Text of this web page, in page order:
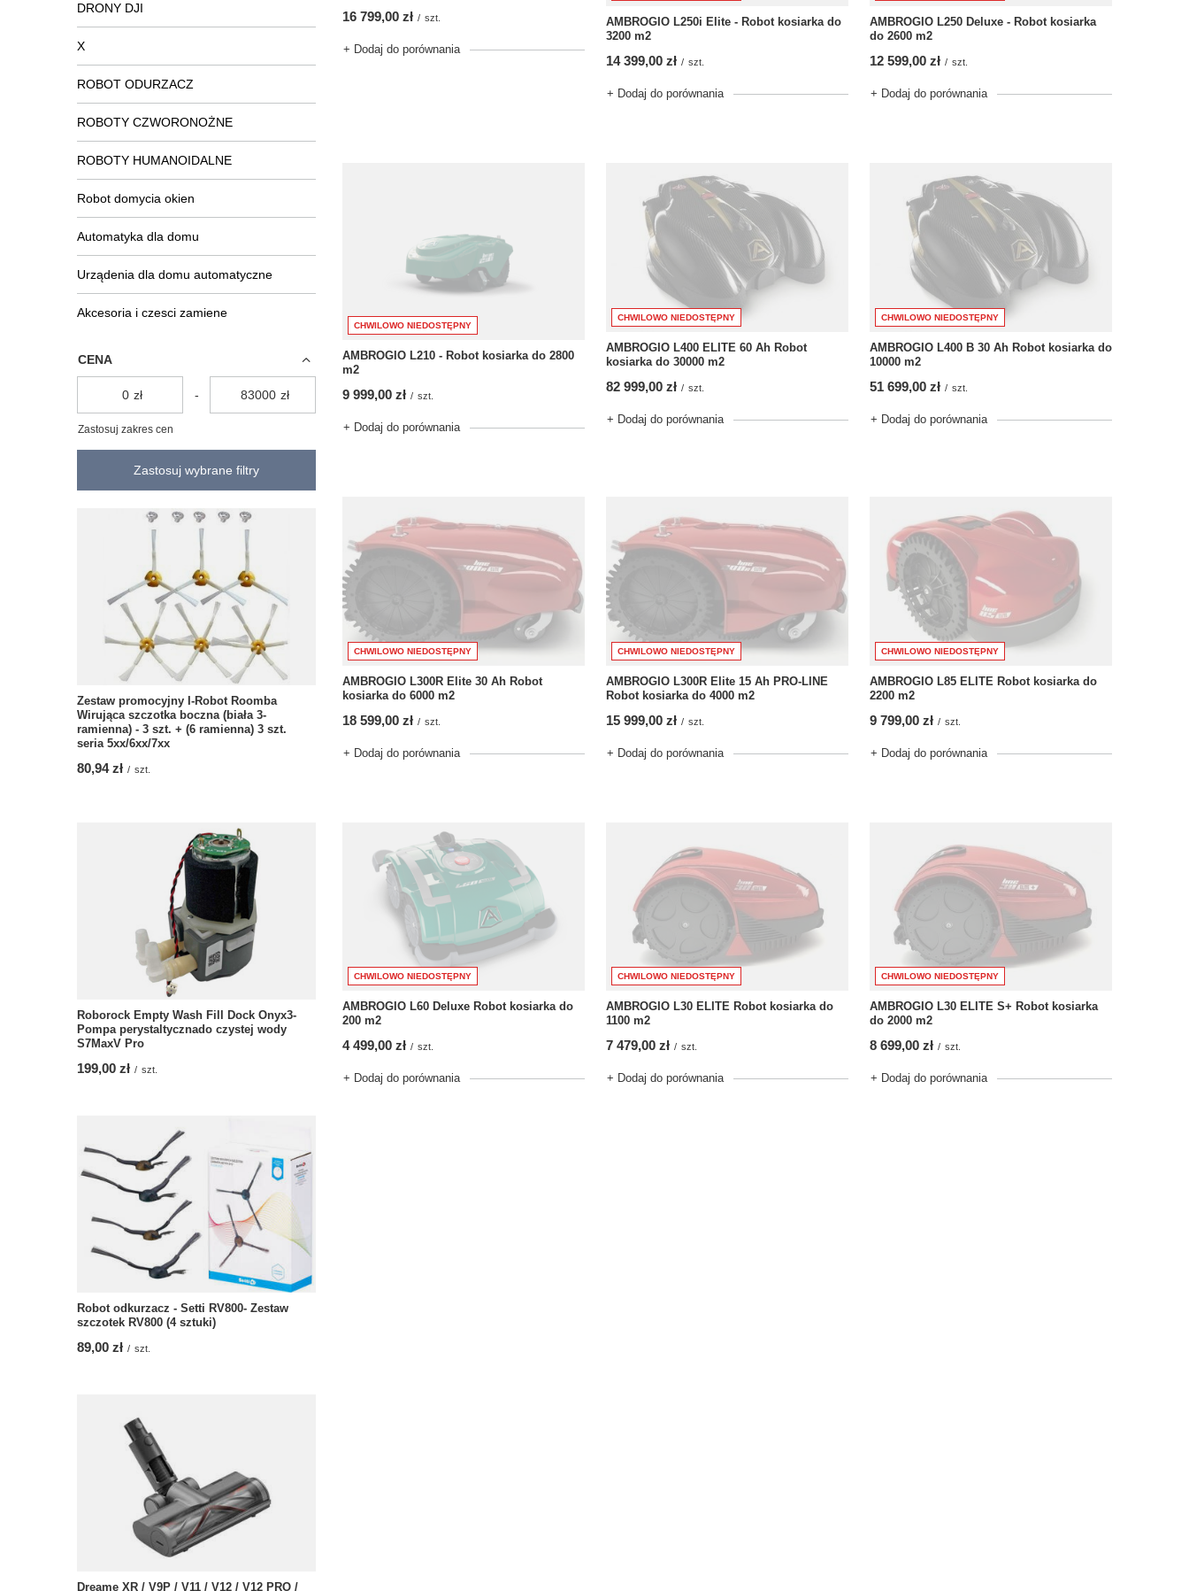
DRONY DJI
X
ROBOT ODURZACZ
ROBOTY CZWORONOŻNE
ROBOTY HUMANOIDALNE
Robot domycia okien
Automatyka dla domu
Urządenia dla domu automatyczne
Akcesoria i czesci zamiene
CENA
zł - zł
Zastosuj zakres cen
Zastosuj wybrane filtry
Zestaw promocyjny I-Robot Roomba
Wirująca szczotka boczna (biała 3-
ramienna) - 3 szt. + (6 ramienna) 3 szt.
seria 5xx/6xx/7xx
80,94 zł / szt.
Roborock Empty Wash Fill Dock Onyx3-
Pompa perystaltycznado czystej wody
S7MaxV Pro
199,00 zł / szt.
Robot odkurzacz - Setti RV800- Zestaw
szczotek RV800 (4 sztuki)
89,00 zł / szt.
Dreame XR / V9P / V11 / V12 / V12 PRO /
16 799,00 zł / szt.
+ Dodaj do porównania
AMBROGIO L250i Elite - Robot kosiarka do
3200 m2
14 399,00 zł / szt.
+ Dodaj do porównania
AMBROGIO L250 Deluxe - Robot kosiarka
do 2600 m2
12 599,00 zł / szt.
+ Dodaj do porównania
CHWILOWO NIEDOSTĘPNY
AMBROGIO L210 - Robot kosiarka do 2800
m2
9 999,00 zł / szt.
+ Dodaj do porównania
CHWILOWO NIEDOSTĘPNY
AMBROGIO L400 ELITE 60 Ah Robot
kosiarka do 30000 m2
82 999,00 zł / szt.
+ Dodaj do porównania
CHWILOWO NIEDOSTĘPNY
AMBROGIO L400 B 30 Ah Robot kosiarka do
10000 m2
51 699,00 zł / szt.
+ Dodaj do porównania
CHWILOWO NIEDOSTĘPNY
AMBROGIO L300R Elite 30 Ah Robot
kosiarka do 6000 m2
18 599,00 zł / szt.
+ Dodaj do porównania
CHWILOWO NIEDOSTĘPNY
AMBROGIO L300R Elite 15 Ah PRO-LINE
Robot kosiarka do 4000 m2
15 999,00 zł / szt.
+ Dodaj do porównania
CHWILOWO NIEDOSTĘPNY
AMBROGIO L85 ELITE Robot kosiarka do
2200 m2
9 799,00 zł / szt.
+ Dodaj do porównania
CHWILOWO NIEDOSTĘPNY
AMBROGIO L60 Deluxe Robot kosiarka do
200 m2
4 499,00 zł / szt.
+ Dodaj do porównania
CHWILOWO NIEDOSTĘPNY
AMBROGIO L30 ELITE Robot kosiarka do
1100 m2
7 479,00 zł / szt.
+ Dodaj do porównania
CHWILOWO NIEDOSTĘPNY
AMBROGIO L30 ELITE S+ Robot kosiarka
do 2000 m2
8 699,00 zł / szt.
+ Dodaj do porównania